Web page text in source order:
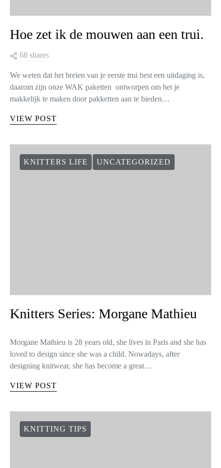
Hoe zet ik de mouwen aan een trui.
68 shares
We weten dat het breien van je eerste trui best een uitdaging is,
daarom zijn onze WAK paketten ontworpen om het je
makkelijk te maken door pakketten aan te bieden…
VIEW POST
KNITTERS LIFE UNCATEGORIZED
Knitters Series: Morgane Mathieu
Morgane Mathieu is 28 years old, she lives in Paris and she has
loved to design since she was a child. Nowadays, after
designing knitwear, she has become a great…
VIEW POST
KNITTING TIPS